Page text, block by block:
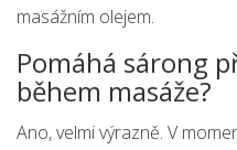
masážním olejem.
Pomáhá sárong
během masáže?
Ano, velmi výrazně. V